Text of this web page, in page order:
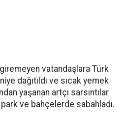
vatandaşlara Türk
dağıtıldı ve sıcak yemek
yaşanan artçı sarsıntılar
ve bahçelerde sabahladı.